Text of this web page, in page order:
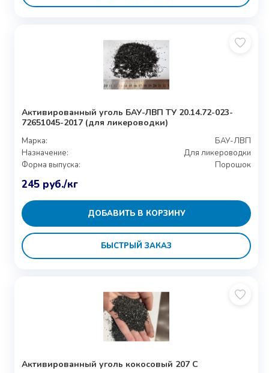
Активированный уголь БАУ-ЛВП ТУ 20.14.72-023-
72651045-2017 (для ликероводки)
Марка:
БАУ-ЛВП
Назначение:
Для ликероводки
Форма выпуска:
Порошок
245 руб./кг
ДОБАВИТЬ В КОРЗИНУ
БЫСТРЫЙ ЗАКАЗ
Активированный уголь кокосовый 207 С